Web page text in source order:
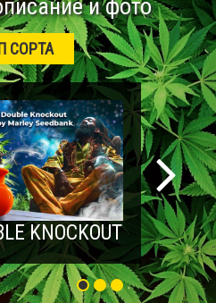
и фото
СОРТА
KNOCKOUT